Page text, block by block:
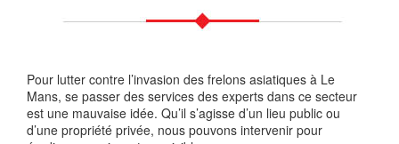
Pour lutter contre l’invasion des frelons asiatiques à Le
Mans, se passer des services des experts dans ce secteur
est une mauvaise idée. Qu’il s’agisse d’un lieu public ou
d’une propriété privée, nous pouvons intervenir pour